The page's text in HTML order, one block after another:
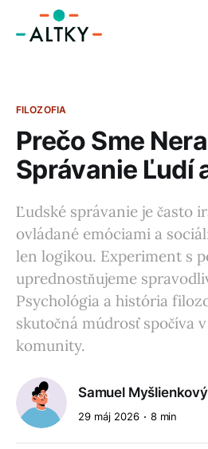
FILOZOFIA
Prečo Sme
Správanie Ľudí
Ľudské správanie je často
ovládané emóciami a
len logikou. Experiment s
uprednostňujeme
Psychológia a história
skutočná múdrosť spočíva
komunity.
Samuel Myšlienkový
29 máj 2026 8 min